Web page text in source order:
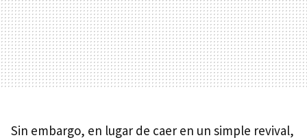
Sin embargo, en lugar de caer en un simple revival,